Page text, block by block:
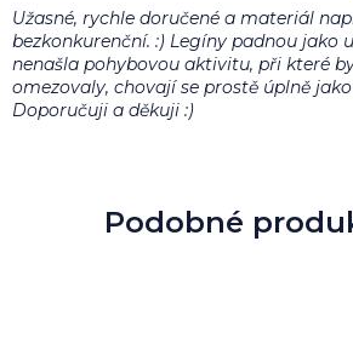
Podobné
Užasné, rychle doručené a materiál
bezkonkurenční. :) Legíny padnou jako
nenašla pohybovou aktivitu, při které
omezovaly, chovají se prostě úplně
Doporučuji a děkuji :)